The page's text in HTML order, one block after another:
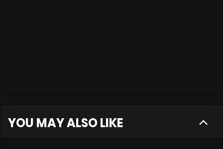
YOU MAY ALSO LIKE